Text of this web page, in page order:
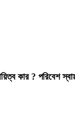
কার ? পরিবেশ